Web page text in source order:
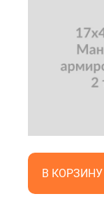
В КОРЗИНУ